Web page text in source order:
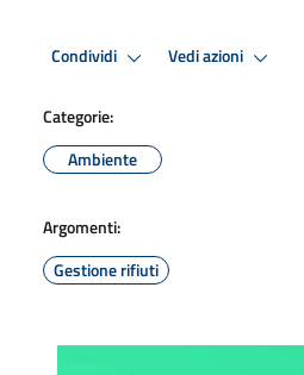
Condividi Vedi azioni
Categorie:
Ambiente
Argomenti:
Gestione rifiuti